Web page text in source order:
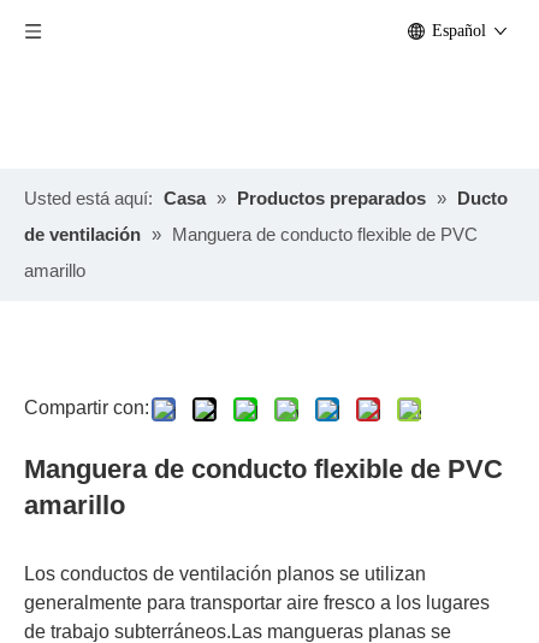
Español
Usted está aquí: Casa » Productos preparados » Ducto
de ventilación » Manguera de conducto flexible de PVC
amarillo
Compartir con:
Manguera de conducto flexible de PVC
amarillo
Los conductos de ventilación planos se utilizan
generalmente para transportar aire fresco a los lugares
de trabajo subterráneos.Las mangueras planas se